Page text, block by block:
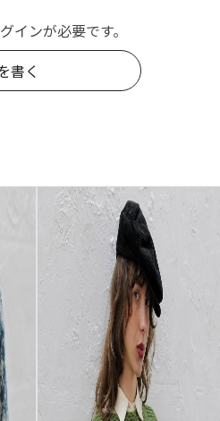
インが必要です。
書く